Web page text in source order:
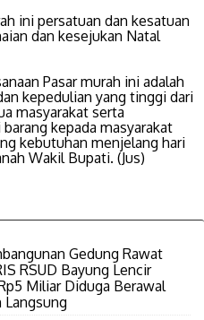
ini persatuan dan kesatuan
dan kesejukan Natal
Pasar murah ini adalah
kepedulian yang tinggi dari
masyarakat serta
kepada masyarakat
kebutuhan menjelang hari
Wakil Bupati. (Jus)
Gedung Rawat
RSUD Bayung Lencir
Miliar Diduga Berawal
Langsung